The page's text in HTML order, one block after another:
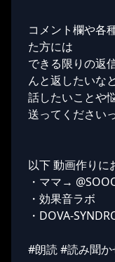
コメント欄や各
た方には
できる限りの返
んと返したいな
話したいことや
送ってください
以下 動画作りに
・ママ→
・効果音ラボ
・DOVA-
#朗読 #読み聞